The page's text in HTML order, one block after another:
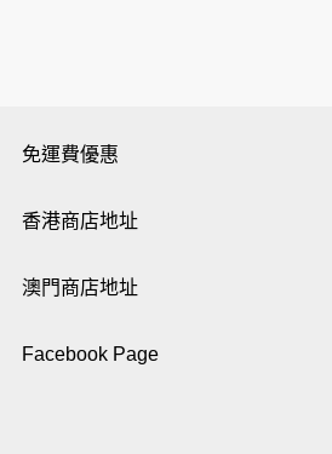
免運費優惠
香港商店地址
澳門商店地址
Facebook Page